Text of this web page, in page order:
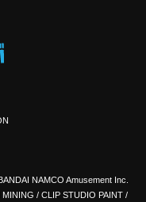
NAMCO Amusement Inc.
MINING / CLIP STUDIO PAINT /